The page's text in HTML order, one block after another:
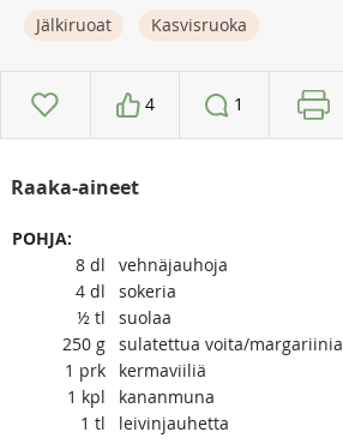
Jälkiruoat Kasvisruoka
4 1
Raaka-aineet
POHJA:
8 dl
vehnäjauhoja
4 dl
sokeria
½ tl
suolaa
250 g sulatettua voita/margariinia
1 prk
kermaviiliä
1 kpl
kananmuna
1 tl
leivinjauhetta